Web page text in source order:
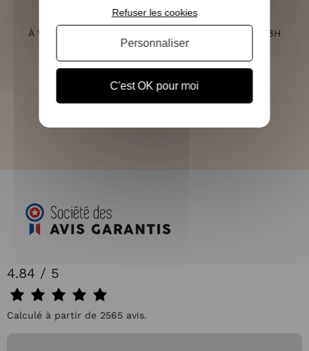
SERVICE CLIENT
À VOTRE ÉCOUTE DU LUNDI AU SAMEDI DE 10H À 18H
PAIEMENT 100% SÉCURISÉ
4.84 / 5
Calculé à partir de 2565 avis.
C'est OK pour moi
Refuser les cookies
Personnaliser